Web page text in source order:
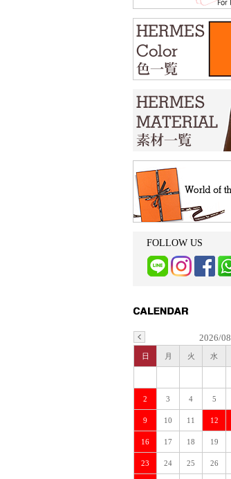
FOLLOW US
2026/08
日 月 火 水
2 3 4 5
9 10 11 12
16 17 18 19
23 24 25 26